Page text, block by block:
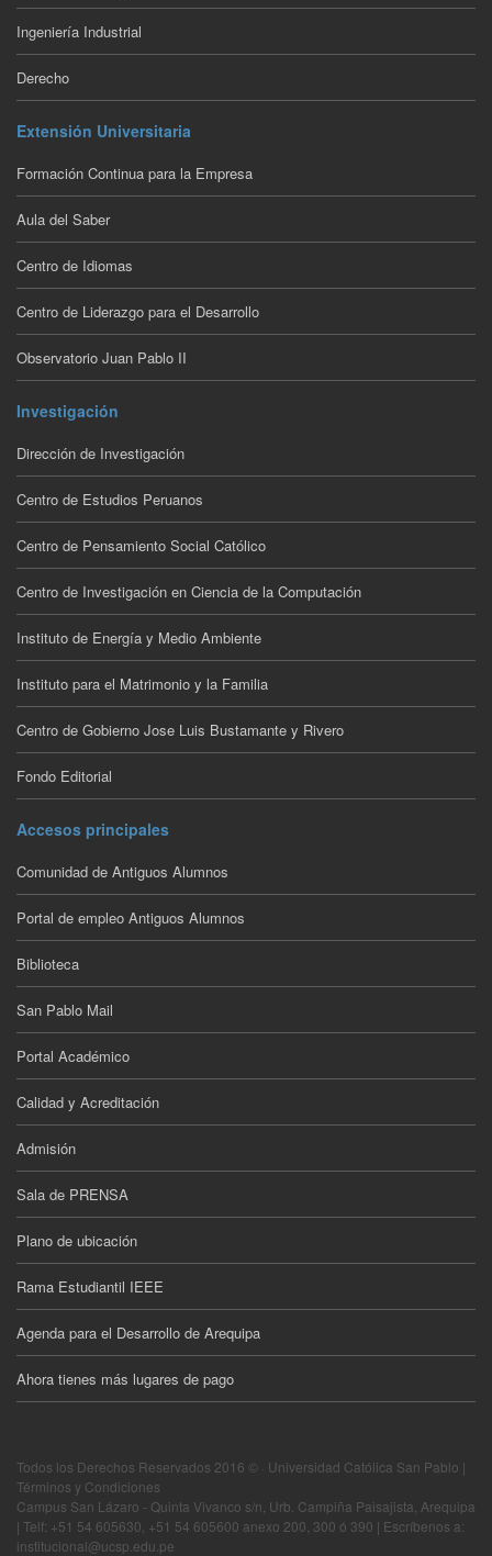
Ingeniería Industrial
Derecho
Extensión Universitaria
Formación Continua para la Empresa
Aula del Saber
Centro de Idiomas
Centro de Liderazgo para el Desarrollo
Observatorio Juan Pablo II
Investigación
Dirección de Investigación
Centro de Estudios Peruanos
Centro de Pensamiento Social Católico
Centro de Investigación en Ciencia de la Computación
Instituto de Energía y Medio Ambiente
Instituto para el Matrimonio y la Familia
Centro de Gobierno Jose Luis Bustamante y Rivero
Fondo Editorial
Accesos principales
Comunidad de Antiguos Alumnos
Portal de empleo Antiguos Alumnos
Biblioteca
San Pablo Mail
Portal Académico
Calidad y Acreditación
Admisión
Sala de PRENSA
Plano de ubicación
Rama Estudiantil IEEE
Agenda para el Desarrollo de Arequipa
Ahora tienes más lugares de pago
Todos los Derechos Reservados 2016 © · Universidad Católica San Pablo |
Términos y Condiciones
Campus San Lázaro - Quinta Vivanco s/n, Urb. Campiña Paisajista, Arequipa
| Telf: +51 54 605630, +51 54 605600 anexo 200, 300 ó 390 | Escríbenos a:
institucional@ucsp.edu.pe